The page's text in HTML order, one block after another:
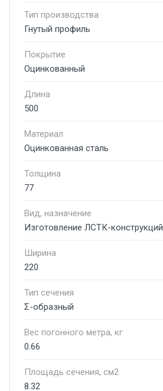
Тип производства
Гнутый профиль
Покрытие
Оцинкованный
Длина
500
Материал
Оцинкованная сталь
Толщина
77
Вид, назначение
Изготовление ЛСТК-конструкций
Ширина
220
Тип сечения
Σ-образный
Вес погонного метра, кг
0.66
Площадь сечения, см2
8.32